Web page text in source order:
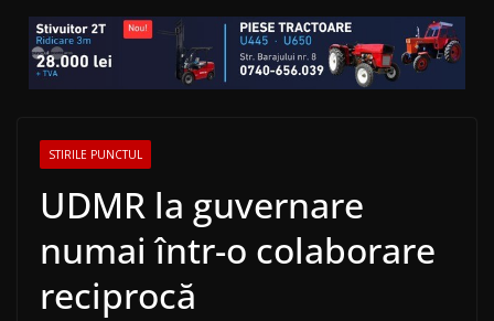
STIRILE PUNCTUL
UDMR la guvernare
numai într-o colaborare
reciprocă